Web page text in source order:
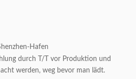
Hafen
durch T/T vor Produktion und
werden, weg bevor man lädt.